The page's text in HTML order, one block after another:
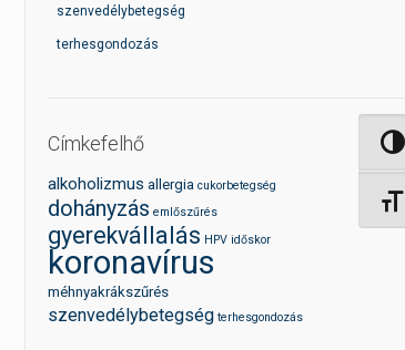
szenvedélybetegség
terhesgondozás
Címkefelhő
alkoholizmus allergia cukorbetegség
dohányzás emlőszűrés
gyerekvállalás HPV időskor
koronavírus
méhnyakrákszűrés
szenvedélybetegség terhesgondozás